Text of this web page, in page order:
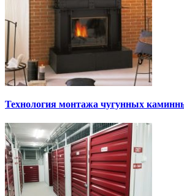
Технология монтажа чугунных